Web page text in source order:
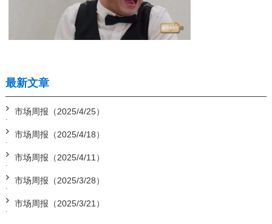
最新文章
市场周报（2025/4/25）
市场周报（2025/4/18）
市场周报（2025/4/11）
市场周报（2025/3/28）
市场周报（2025/3/21）